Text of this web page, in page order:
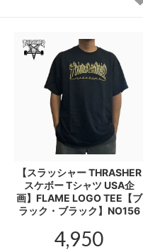
【スラッシャー THRASHER
スケボー Tシャツ USA企
画】FLAME LOGO TEE【ブ
ラック・ブラック】NO156
4,950